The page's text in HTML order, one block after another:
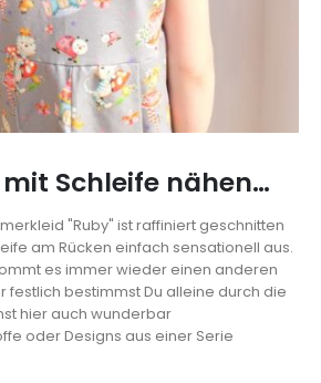
Schleife nähen…
"Ruby" ist raffiniert geschnitten
am Rücken einfach sensationell aus.
es immer wieder einen anderen
festlich bestimmst Du alleine durch die
hier auch wunderbar
oder Designs aus einer Serie